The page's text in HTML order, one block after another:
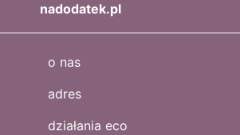
nadodatek.pl
o nas
adres
działania eco